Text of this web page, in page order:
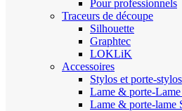
Pour professionnels
Traceurs de découpe
Silhouette
Graphtec
LOKLiK
Accessoires
Stylos et porte-stylos
Lame & porte-
Lame & porte-lame